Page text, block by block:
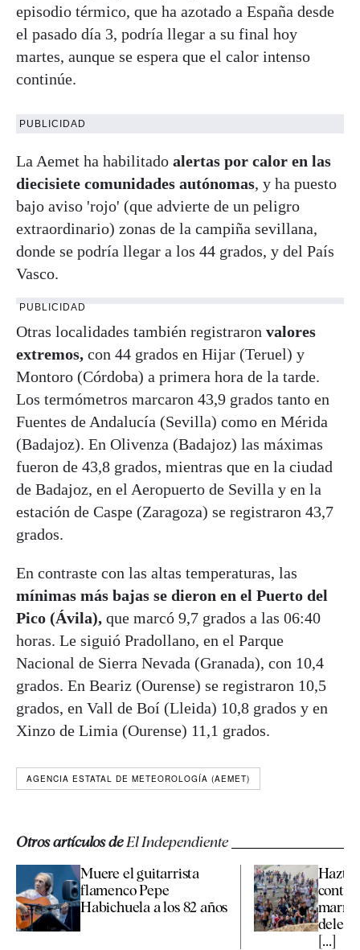
episodio térmico, que ha azotado a España desde
el pasado día 3, podría llegar a su final hoy
martes, aunque se espera que el calor intenso
continúe.
PUBLICIDAD
La Aemet ha habilitado alertas por calor en las
diecisiete comunidades autónomas, y ha puesto
bajo aviso 'rojo' (que advierte de un peligro
extraordinario) zonas de la campiña sevillana,
donde se podría llegar a los 44 grados, y del País
Vasco.
PUBLICIDAD
Otras localidades también registraron valores
extremos, con 44 grados en Hijar (Teruel) y
Montoro (Córdoba) a primera hora de la tarde.
Los termómetros marcaron 43,9 grados tanto en
Fuentes de Andalucía (Sevilla) como en Mérida
(Badajoz). En Olivenza (Badajoz) las máximas
fueron de 43,8 grados, mientras que en la ciudad
de Badajoz, en el Aeropuerto de Sevilla y en la
estación de Caspe (Zaragoza) se registraron 43,7
grados.
En contraste con las altas temperaturas, las
mínimas más bajas se dieron en el Puerto del
Pico (Ávila), que marcó 9,7 grados a las 06:40
horas. Le siguió Pradollano, en el Parque
Nacional de Sierra Nevada (Granada), con 10,4
grados. En Beariz (Ourense) se registraron 10,5
grados, en Vall de Boí (Lleida) 10,8 grados y en
Xinzo de Limia (Ourense) 11,1 grados.
AGENCIA ESTATAL DE METEOROLOGÍA (AEMET)
Otros artículos deEl Independiente
Muere el guitarrista
flamenco Pepe
Habichuela a los 82 años
Hazte
contra
[...]